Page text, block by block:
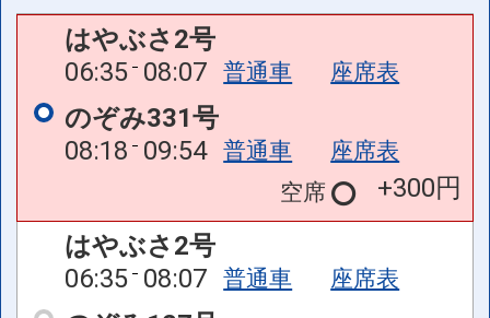
はやぶさ2号
06:35 08:07 普通車 座席表
のぞみ331号
08:18 09:54 普通車
座席表
空席
+300円
はやぶさ2号
06:35 08:07 普通車 座席表